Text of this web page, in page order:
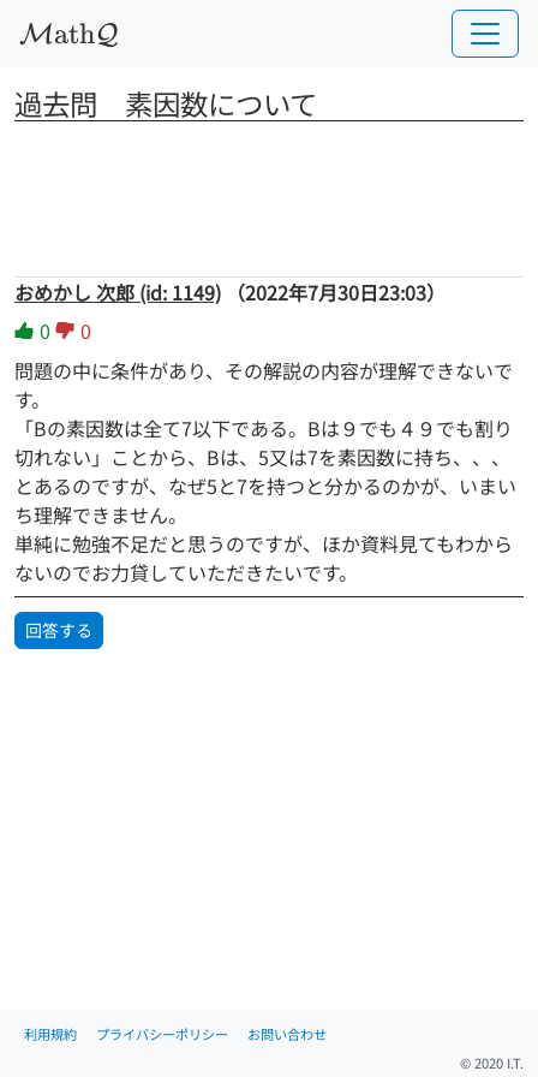
MathQ
過去問　素因数について
おめかし 次郎 (id: 1149)
（2022年7月30日23:03）
0
0
問題の中に条件があり、その解説の内容が理解できないで
す。
「Bの素因数は全て7以下である。Bは９でも４９でも割り
切れない」ことから、Bは、5又は7を素因数に持ち、、、
とあるのですが、なぜ5と7を持つと分かるのかが、いまい
ち理解できません。
単純に勉強不足だと思うのですが、ほか資料見てもわから
ないのでお力貸していただきたいです。
回答する
利用規約 プライバシーポリシー
お問い合わせ
© 2020 I.T.